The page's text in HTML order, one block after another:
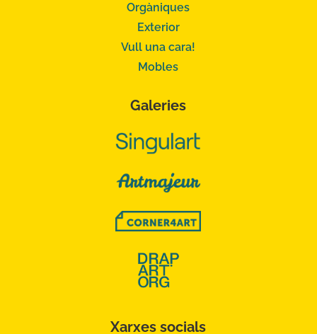
Orgàniques
Exterior
Vull una cara!
Mobles
Galeries
Xarxes socials